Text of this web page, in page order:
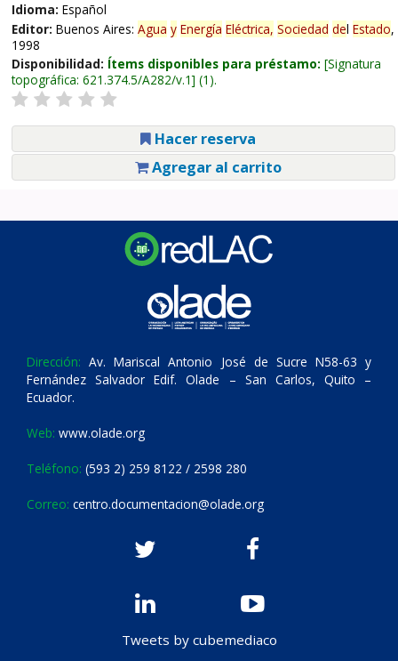
Idioma: Español
Editor: Buenos Aires: Agua y Energía Eléctrica, Sociedad del Estado,
1998
Disponibilidad: Ítems disponibles para préstamo: Signatura
topográfica: 621.374.5/A282/v.1 (1).
Hacer reserva
Agregar al carrito
Dirección: Av. Mariscal Antonio José de Sucre N58-63 y
Fernández Salvador Edif. Olade – San Carlos, Quito –
Ecuador.
Web: www.olade.org
Teléfono: (593 2) 259 8122 / 2598 280
Correo: centro.documentacion@olade.org
Tweets by cubemediaco